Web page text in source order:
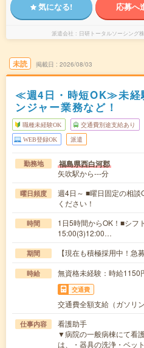
気になる! 応募へ
派遣会社 日研トータルソーシング
未読 掲載日 2026/08/03
≪週4日・時短OK≫未経
ンジャー業務など！
職種未経験OK 交通費別途支給あり
WEB登録OK 派遣
勤務地 福島県西白河郡
矢吹駅から---分
曜日頻度
週4日～ ■曜日固定の相
ください！
時間
1日5時間からOK！■シフ
15:00(3)12:00…
期間 【現在も積極採用中！急
時給 無資格未経験：時給
交通費
交通費全額支給（ガソリ
仕事内容
看護助手
▼病院の一般病棟にて看
は、・器具の洗浄・ベッ